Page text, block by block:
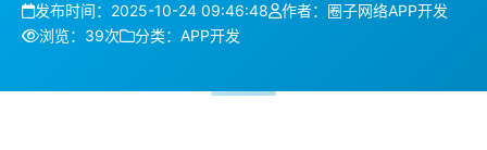
发布时间：2025-10-24 09:46:48
作者：圈子网络APP开发
浏览：39次
分类：APP开发